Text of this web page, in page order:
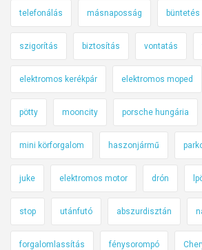
telefonálás másnaposság büntetés
szigorítás biztosítás vontatás
elektromos kerékpár elektromos moped
pötty mooncity porsche hungária
mini körforgalom haszonjármű
juke elektromos motor drón
stop utánfutó abszurdisztán
forgalomlassítás fénysorompó